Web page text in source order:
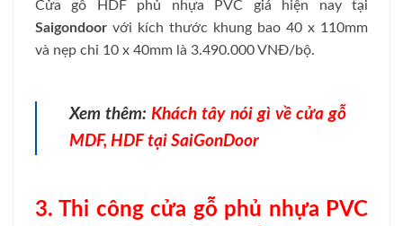
Cửa gỗ HDF phủ nhựa PVC giá hiện nay tại
Saigondoor với kích thước khung bao 40 x 110mm
và nẹp chỉ 10 x 40mm là 3.490.000 VNĐ/bộ.
Xem thêm:Khách tây nói gì về cửa gỗ
MDF, HDF tại SaiGonDoor
3. Thi công cửa gỗ phủ nhựa PVC